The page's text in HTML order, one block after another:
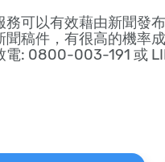
可以有效藉由新聞發
稿件，有很高的機率
: 0800-003-191 或